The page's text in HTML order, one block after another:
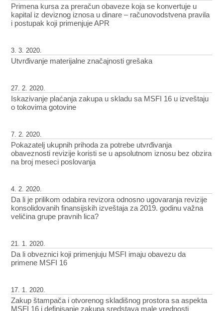
Primena kursa za preračun obaveze koja se konvertuje u
kapital iz deviznog iznosa u dinare – računovodstvena pravila
i postupak koji primenjuje APR
Utvrđivanje materijalne značajnosti grešaka
3. 3. 2020.
Iskazivanje plaćanja zakupa u skladu sa MSFI 16 u izveštaju
o tokovima gotovine
27. 2. 2020.
Pokazatelj ukupnih prihoda za potrebe utvrđivanja
obaveznosti revizije koristi se u apsolutnom iznosu bez obzira
na broj meseci poslovanja
7. 2. 2020.
Da li je prilikom odabira revizora odnosno ugovaranja revizije
konsolidovanih finansijskih izveštaja za 2019. godinu važna
veličina grupe pravnih lica?
4. 2. 2020.
Da li obveznici koji primenjuju MSFI imaju obavezu da
primene MSFI 16
21. 1. 2020.
Zakup štampača i otvorenog skladišnog prostora sa aspekta
MSFI 16 i definisanje zakupa sredstava male vrednosti
17. 1. 2020.